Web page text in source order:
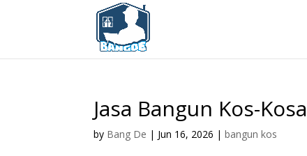
Jasa Bangun Kos-
by Bang De | Jun 16, 2026 |bangun kos